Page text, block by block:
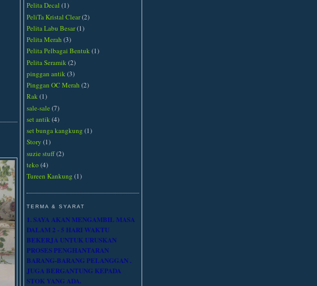
Pelita Decal (1)
PeliTa Kristal Clear(2)
Pelita Labu Besar(1)
Pelita Merah (3)
Pelita Pelbagai Bentuk(1)
Pelita Seramik(2)
pinggan antik(3)
Pinggan OC Merah (2)
Rak(1)
sale-sale (7)
set antik(4)
set bunga kangkung (1)
Story (1)
suzie stuff(2)
teko (4)
Tureen Kankung (1)
TERMA & SYARAT
1. SAYA AKAN MENGAMBIL MASA
DALAM 2 - 5 HARI WAKTU
BEKERJA UNTUK URUSKAN
PROSES PENGHANTARAN
BARANG-BARANG PELANGGAN .
JUGA BERGANTUNG KEPADA
STOK YANG ADA.